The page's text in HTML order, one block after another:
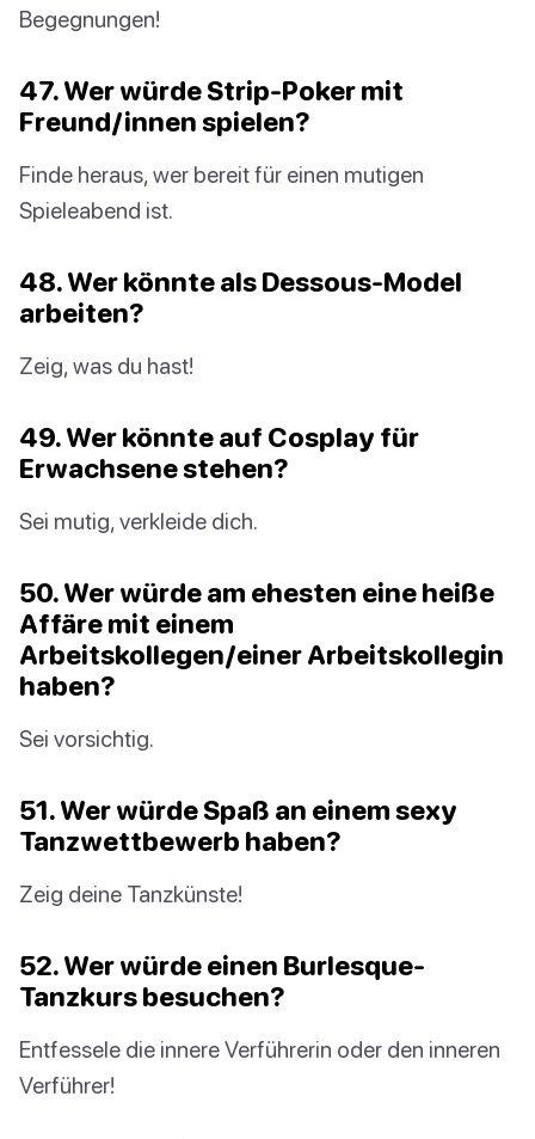
Begegnungen!
47. Wer würde Strip-Poker mit
Freund/innen spielen?
Finde heraus, wer bereit für einen mutigen
Spieleabend ist.
48. Wer könnte als Dessous-Model
arbeiten?
Zeig, was du hast!
49. Wer könnte auf Cosplay für
Erwachsene stehen?
Sei mutig, verkleide dich.
50. Wer würde am ehesten eine heiße
Affäre mit einem
Arbeitskollegen/einer Arbeitskollegin
haben?
Sei vorsichtig.
51. Wer würde Spaß an einem sexy
Tanzwettbewerb haben?
Zeig deine Tanzkünste!
52. Wer würde einen Burlesque-
Tanzkurs besuchen?
Entfessele die innere Verführerin oder den inneren
Verführer!